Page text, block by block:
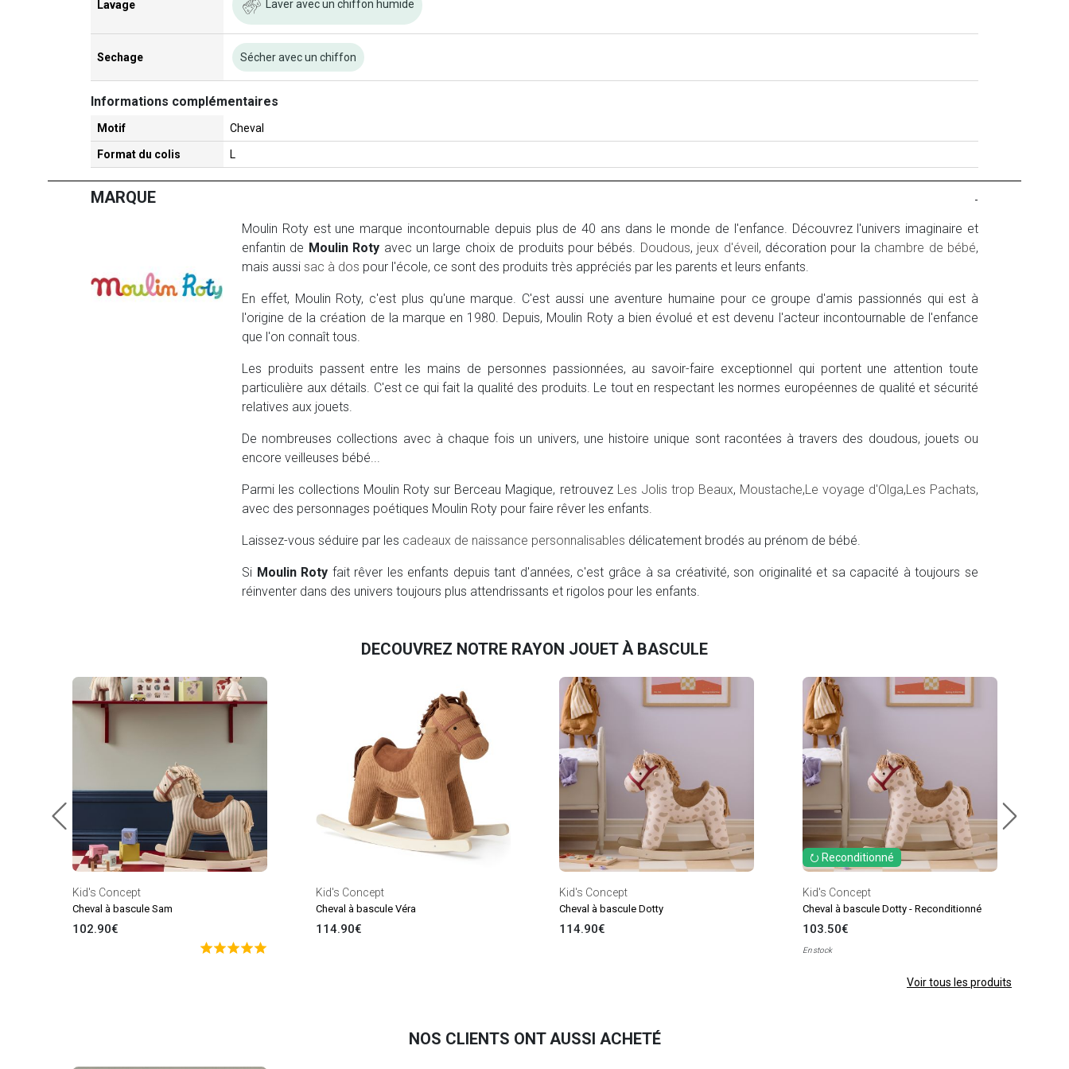
Lavage Laver avec un chiffon humide
Sechage Sécher avec un chiffon
Informations complémentaires
Motif Cheval
Format du colis L
MARQUE -
Moulin Roty est une marque incontournable depuis plus de 40 ans dans le monde de l'enfance. Découvrez l'univers imaginaire et
enfantin de Moulin Roty avec un large choix de produits pour bébés. Doudous, jeux d'éveil, décoration pour la chambre de bébé,
mais aussi sac à dos pour l'école, ce sont des produits très appréciés par les parents et leurs enfants.
En effet, Moulin Roty, c'est plus qu'une marque. C'est aussi une aventure humaine pour ce groupe d'amis passionnés qui est à
l'origine de la création de la marque en 1980. Depuis, Moulin Roty a bien évolué et est devenu l'acteur incontournable de l'enfance
que l'on connaît tous.
Les produits passent entre les mains de personnes passionnées, au savoir-faire exceptionnel qui portent une attention toute
particulière aux détails. C'est ce qui fait la qualité des produits. Le tout en respectant les normes européennes de qualité et sécurité
relatives aux jouets.
De nombreuses collections avec à chaque fois un univers, une histoire unique sont racontées à travers des doudous, jouets ou
encore veilleuses bébé...
Parmi les collections Moulin Roty sur Berceau Magique, retrouvez Les Jolis trop Beaux, Moustache,Le voyage d'Olga,Les Pachats,
avec des personnages poétiques Moulin Roty pour faire rêver les enfants.
Laissez-vous séduire par les cadeaux de naissance personnalisables délicatement brodés au prénom de bébé.
Si Moulin Roty fait rêver les enfants depuis tant d'années, c'est grâce à sa créativité, son originalité et sa capacité à toujours se
réinventer dans des univers toujours plus attendrissants et rigolos pour les enfants.
DECOUVREZ NOTRE RAYON JOUET À BASCULE
Kid's Concept
Cheval à bascule Sam
102.90€
Kid's Concept
Cheval à bascule Véra
114.90€
Kid's Concept
Cheval à bascule Dotty
114.90€
⭮ Reconditionné
Kid's Concept
Cheval à bascule Dotty - Reconditionné
103.50€
En stock
Voir tous les produits
NOS CLIENTS ONT AUSSI ACHETÉ